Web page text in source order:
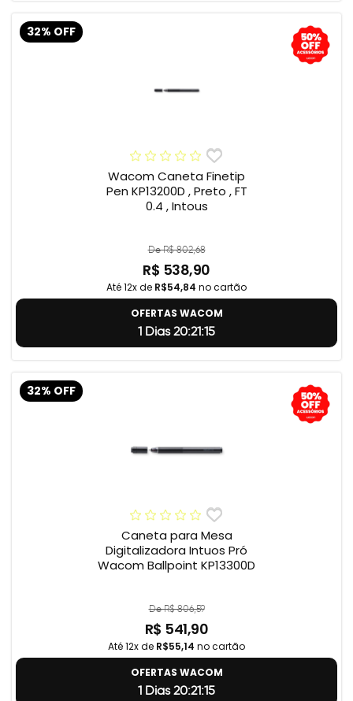
32% OFF
Wacom Caneta Finetip
Pen KP13200D , Preto , FT
0.4 , Intous
De R$ 802,68
R$ 538,90
Até 12x de R$54,84 no cartão
OFERTAS WACOM
1 Dias 20:21:14
32% OFF
Caneta para Mesa
Digitalizadora Intuos Pró
Wacom Ballpoint KP13300D
De R$ 806,59
R$ 541,90
Até 12x de R$55,14 no cartão
OFERTAS WACOM
1 Dias 20:21:14